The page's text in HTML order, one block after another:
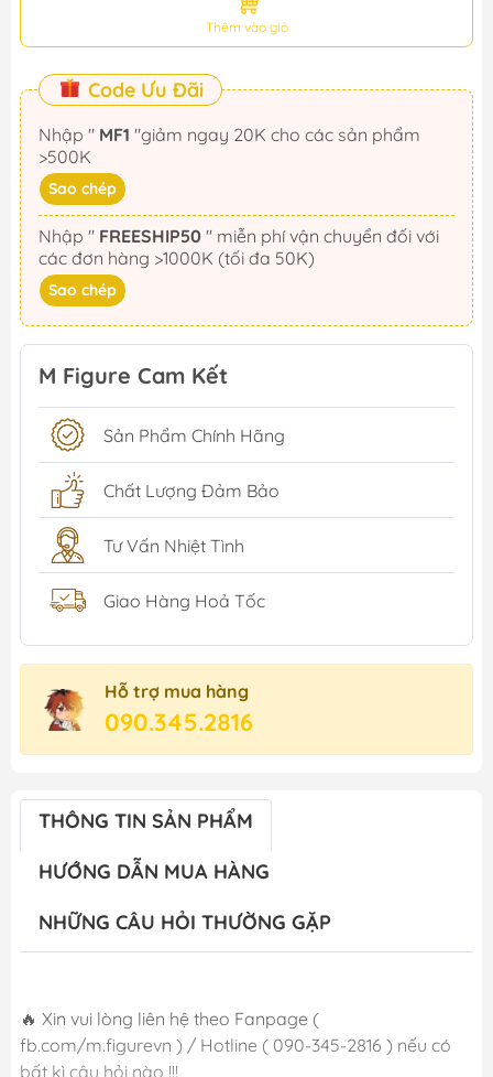
Thêm vào giỏ
Code Ưu Đãi
Nhập " MF1
>500K
Sao chép
Nhập " FREESHIP50
các đơn hàng >1000K (tối đa 50K)
Sao chép
M Figure Cam Kết
Sản Phẩm Chính Hãng
Chất Lượng Đảm Bảo
Tư Vấn Nhiệt Tình
Giao Hàng Hoả Tốc
Hỗ trợ mua hàng
090.345.2816
THÔNG TIN SẢN PHẨM
HƯỚNG DẪN MUA HÀNG
NHỮNG CÂU HỎI THƯỜNG GẶP
🔥 Xin vui lòng liên hệ theo Fanpage (
fb.com/m.figurevn ) / Hotline ( 090-345-2816 ) nếu có
bất kì câu hỏi nào !!!